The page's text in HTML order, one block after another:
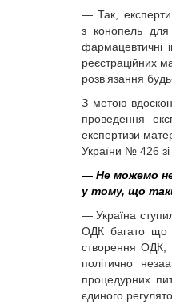
— Так, експерти
з конопель для
фармацевтичні
реєстраційних
розв’язання
З метою
проведення
експертизи
України № 426 зі
— Не можемо
у тому, що
— Україна
ОДК багато що
створення ОДК,
політично
процедурних
єдиного